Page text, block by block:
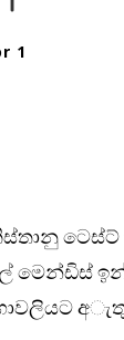
1
ටෙස්ට්
මෙන්ඩිස්